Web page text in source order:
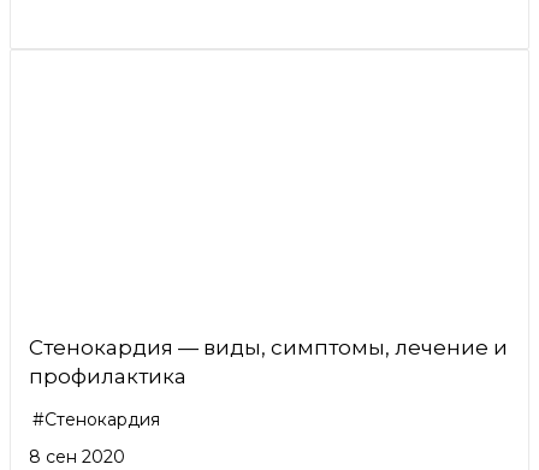
Стенокардия — виды, симптомы, лечение и
профилактика
#Стенокардия
8 сен 2020